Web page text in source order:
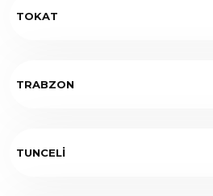
TOKAT
TRABZON
TUNCELİ